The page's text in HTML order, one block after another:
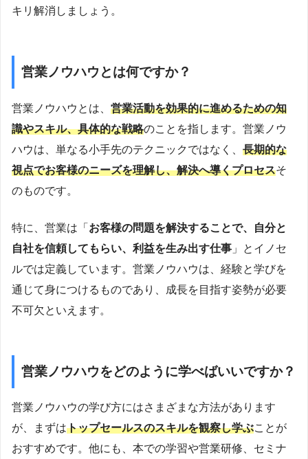
キリ解消しましょう。
営業ノウハウとは何ですか？
営業ノウハウとは、 営業活動を効果的に進めるための知
識やスキル、具体的な戦略のことを指します。営業ノウ
ハウは、単なる小手先のテクニックではなく、 長期的な
視点でお客様のニーズを理解し、解決へ導くプロセスそ
のものです。
特に、営業は「 お客様の問題を解決することで、自分と
自社を信頼してもらい、利益を生み出す仕事 」とイノセ
ルでは定義しています。営業ノウハウは、経験と学びを
通じて身につけるものであり、成長を目指す姿勢が必要
不可欠といえます。
営業ノウハウをどのように学べばいいですか？
営業ノウハウの学び方にはさまざまな方法があります
が、まずはトップセールスのスキルを観察し学ぶことが
おすすめです。他にも、本での学習や営業研修、セミナ